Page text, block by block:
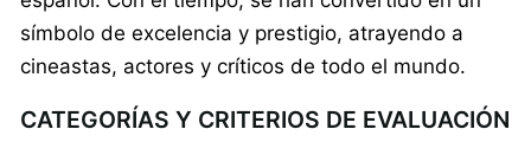
símbolo de excelencia y prestigio, atrayendo a
cineastas, actores y críticos de todo el mundo.
CATEGORÍAS Y CRITERIOS DE EVALUACIÓN